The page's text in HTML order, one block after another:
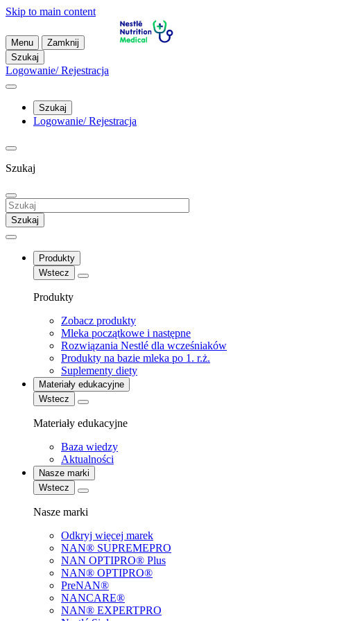
Skip to main content
Menu
Zamknij
Szukaj
Logowanie/ Rejestracja
Szukaj
Logowanie/ Rejestracja
Szukaj
Szukaj
Produkty
Wstecz
Produkty
Zobacz produkty
Mleka początkowe i następne
Rozwiązania Nestlé dla wcześniaków
Produkty na bazie mleka po 1. r.ż.
Suplementy diety
Materiały edukacyjne
Wstecz
Materiały edukacyjne
Baza wiedzy
Aktualności
Nasze marki
Wstecz
Nasze marki
Odkryj więcej marek
NAN® SUPREMEPRO
NAN OPTIPRO® Plus
NAN® OPTIPRO®
PreNAN®
NANCARE®
NAN® EXPERTPRO